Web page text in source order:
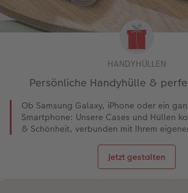
HANDYHÜLLEN
Persönliche Handyhülle &
Ob Samsung Galaxy, iPhone oder ein
Smartphone: Unsere Cases und Hüllen
& Schönheit, verbunden mit Ihrem
Jetzt gestalten